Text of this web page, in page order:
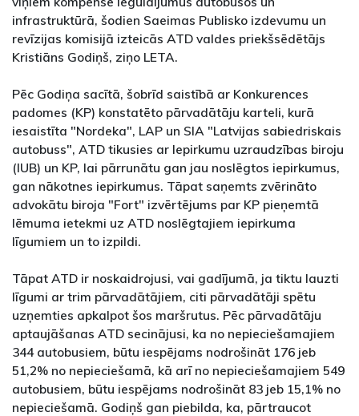
infrastruktūrā, šodien Saeimas Publisko izdevumu un
revīzijas komisijā izteicās ATD valdes priekšsēdētājs
Kristiāns Godiņš, ziņo LETA.
Pēc Godiņa sacītā, šobrīd saistībā ar Konkurences
padomes (KP) konstatēto pārvadātāju karteli, kurā
iesaistīta "Nordeka", LAP un SIA "Latvijas sabiedriskais
autobuss", ATD tikusies ar Iepirkumu uzraudzības biroju
(IUB) un KP, lai pārrunātu gan jau noslēgtos iepirkumus,
gan nākotnes iepirkumus. Tāpat saņemts zvērināto
advokātu biroja "Fort" izvērtējums par KP pieņemtā
lēmuma ietekmi uz ATD noslēgtajiem iepirkuma
līgumiem un to izpildi.
Tāpat ATD ir noskaidrojusi, vai gadījumā, ja tiktu lauzti
līgumi ar trim pārvadātājiem, citi pārvadātāji spētu
uzņemties apkalpot šos maršrutus. Pēc pārvadātāju
aptaujāšanas ATD secinājusi, ka no nepieciešamajiem
344 autobusiem, būtu iespējams nodrošināt 176 jeb
51,2% no nepieciešamā, kā arī no nepieciešamajiem 549
autobusiem, būtu iespējams nodrošināt 83 jeb 15,1% no
nepieciešamā. Godiņš gan piebilda, ka, pārtraucot